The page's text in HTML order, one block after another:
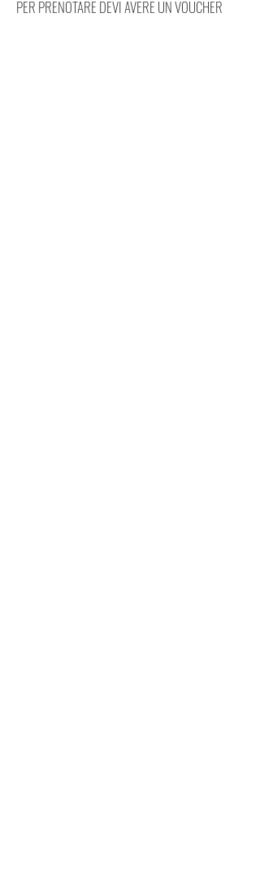
PER PRENOTARE DEVI AVERE UN VOUCHER